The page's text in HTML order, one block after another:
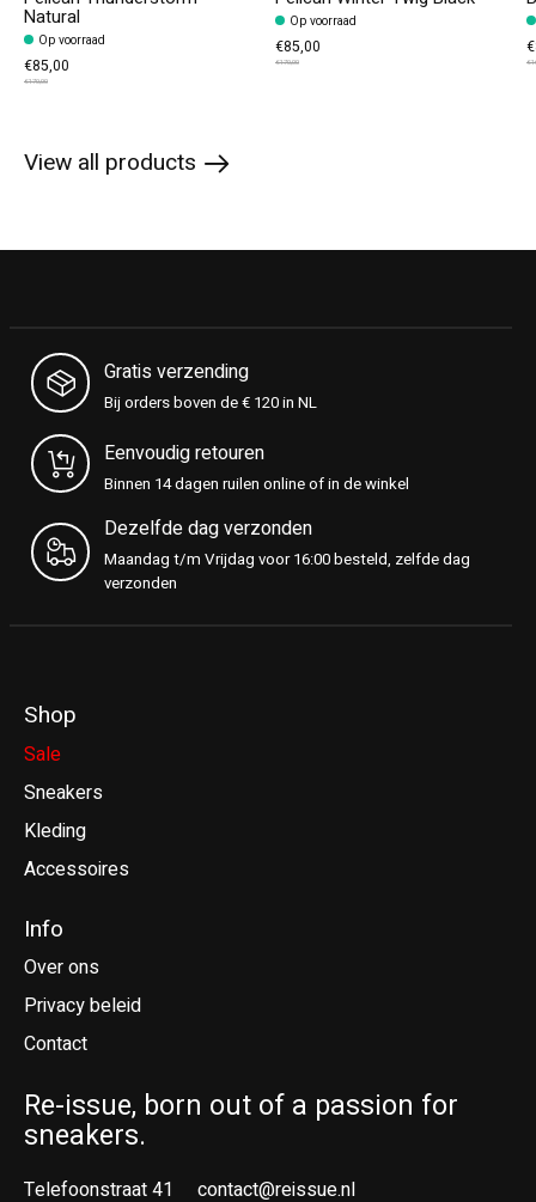
Natural
Op voorraad
€85,00
€170,00
Op voorraad
€85,00
€170,00
View all products
Gratis verzending
Bij orders boven de € 120 in NL
Eenvoudig retouren
Binnen 14 dagen ruilen online of in de winkel
Dezelfde dag verzonden
Maandag t/m Vrijdag voor 16:00 besteld, zelfde dag
verzonden
Shop
Sale
Sneakers
Kleding
Accessoires
Info
Over ons
Privacy beleid
Contact
Re-issue, born out of a passion for
sneakers.
Telefoonstraat 41 contact@reissue.nl